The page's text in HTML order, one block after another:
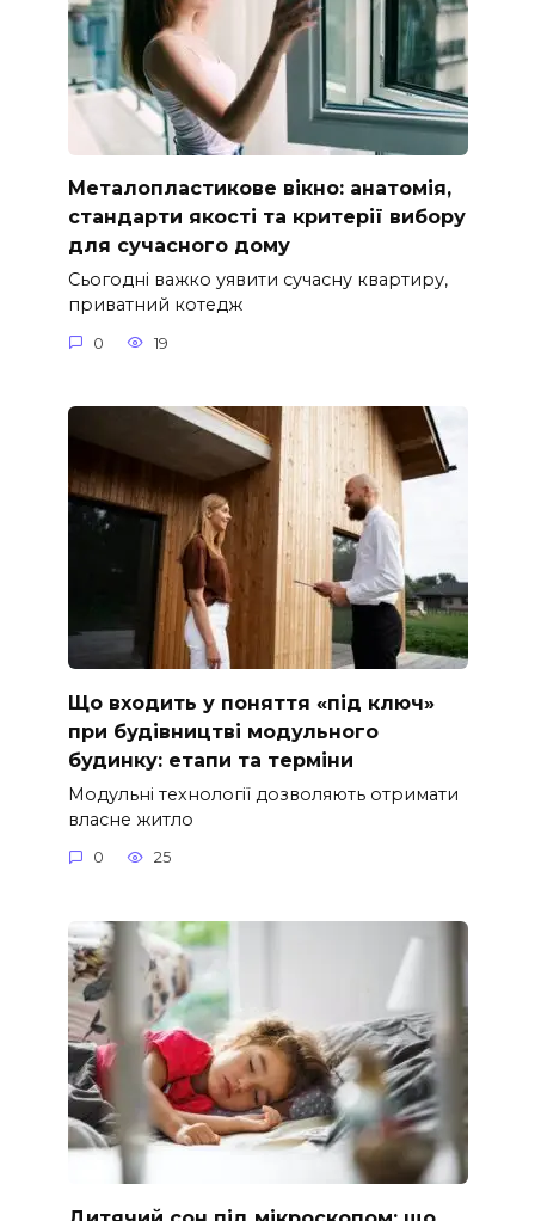
Металопластикове вікно: анатомія,
стандарти якості та критерії вибору
для сучасного дому
Сьогодні важко уявити сучасну квартиру,
приватний котедж
0 19
Що входить у поняття «під ключ»
при будівництві модульного
будинку: етапи та терміни
Модульні технології дозволяють отримати
власне житло
0 25